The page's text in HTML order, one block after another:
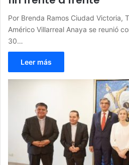
Por Brenda Ramos Ciudad Victoria,
Américo Villarreal Anaya se reunió
30…
Leer más